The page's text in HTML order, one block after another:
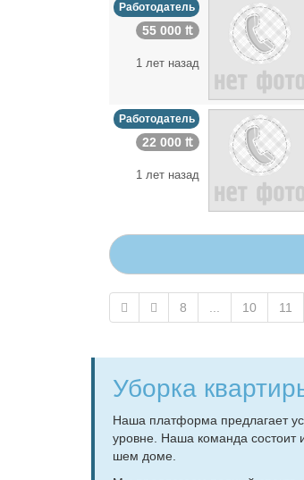
Работодатель
55 000 ₶
1 лет назад
Работодатель
22 000 ₶
1 лет назад
8 10 11
Уборка
На­ша плат­фор­ма пред­ла­га­ет
уровне. На­ша ко­ман­да со­сто­ит
шем до­ме.